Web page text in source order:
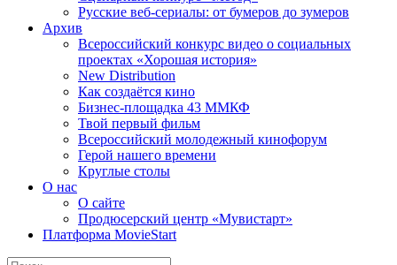
Русские веб-сериалы: от бумеров до зумеров
Архив
Всероссийский конкурс видео о социальных
проектах «Хорошая история»
New Distribution
Как создаётся кино
Бизнес-площадка 43 ММКФ
Твой первый фильм
Всероссийский молодежный кинофорум
Герой нашего времени
Круглые столы
О нас
О сайте
Продюсерский центр «Мувистарт»
Платформа MovieStart